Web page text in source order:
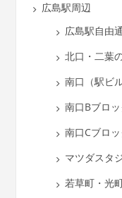
広島駅周辺
広島駅自由
北口・二葉
南口（駅ビ
南口Bブロ
南口Cブロ
マツダスタ
若草町・光